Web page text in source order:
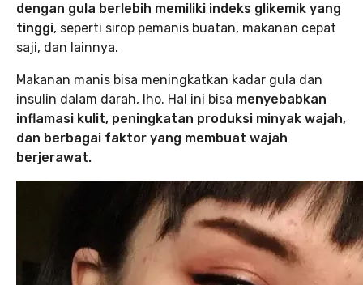
dengan gula berlebih memiliki indeks glikemik yang
tinggi, seperti sirop pemanis buatan, makanan cepat
saji, dan lainnya.
Makanan manis bisa meningkatkan kadar gula dan
insulin dalam darah, lho. Hal ini bisa menyebabkan
inflamasi kulit, peningkatan produksi minyak wajah,
dan berbagai faktor yang membuat wajah
berjerawat.